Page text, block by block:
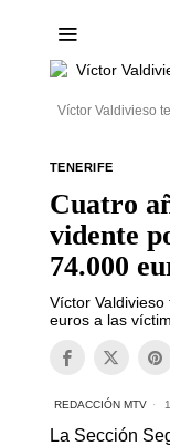
Víctor Valdivieso
TENERIFE
Cuatro
vidente
74.000
Víctor
euros a las
REDACCIÓN MTV
La Sección